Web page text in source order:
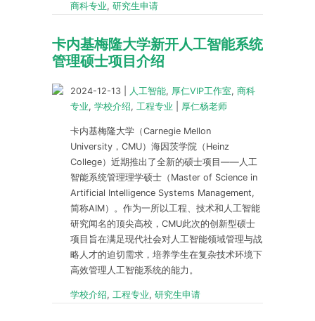
商科专业, 研究生申请
卡内基梅隆大学新开人工智能系统
管理硕士项目介绍
2024-12-13 人工智能, 厚仁VIP工作室, 商科
专业, 学校介绍, 工程专业 厚仁杨老师
卡内基梅隆大学（Carnegie Mellon
University，CMU）海因茨学院（Heinz
College）近期推出了全新的硕士项目——人工
智能系统管理理学硕士（Master of Science in
Artificial Intelligence Systems Management,
简称AIM）。作为一所以工程、技术和人工智能
研究闻名的顶尖高校，CMU此次的创新型硕士
项目旨在满足现代社会对人工智能领域管理与战
略人才的迫切需求，培养学生在复杂技术环境下
高效管理人工智能系统的能力。
学校介绍, 工程专业, 研究生申请